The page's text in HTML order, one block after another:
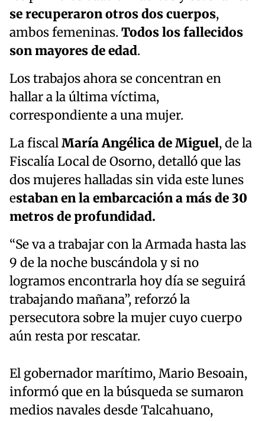
se recuperaron otros dos cuerpos,
ambos femeninas. Todos los fallecidos
son mayores de edad.
Los trabajos ahora se concentran en
hallar a la última víctima,
correspondiente a una mujer.
La fiscalMaría Angélica de Miguel, de la
Fiscalía Local de Osorno, detalló que las
dos mujeres halladas sin vida este lunes
estaban en la embarcación a más de 30
metros de profundidad.
“Se va a trabajar con la Armada hasta las
9 de la noche buscándola y si no
logramos encontrarla hoy día se seguirá
trabajando mañana”, reforzó la
persecutora sobre la mujer cuyo cuerpo
aún resta por rescatar.
El gobernador marítimo, Mario Besoain,
informó que en la búsqueda se sumaron
medios navales desde Talcahuano,